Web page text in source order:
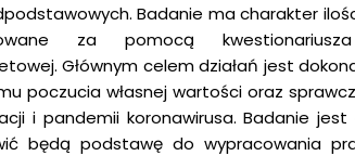
Badanie ma charakter
za pomocą
Głównym celem działań jest
poczucia własnej wartości oraz
i pandemii koronawirusa. Badanie jest
będą podstawę do wypracowania